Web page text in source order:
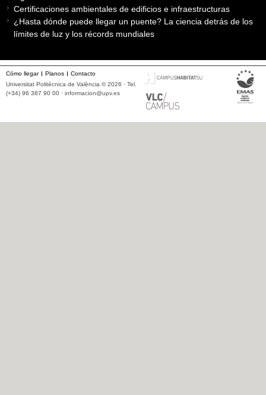
Certificaciones ambientales de edificios e infraestructuras
¿Hasta dónde puede llegar un puente? La ciencia detrás de los
límites de luz y los récords mundiales
Cómo llegar Planos
Contacto
Universitat Politècnica de València © 2026 · Tel.
(+34) 96 387 90 00 · informacion@upv.es